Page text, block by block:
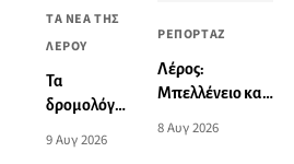
ΤΑ ΝΕΑ ΤΗΣ
ΛΕΡΟΥ
Τα
δρομολόγια
και προς
9 Αυγ 2026
ΡΕΠΟΡΤΑΖ
Λέρος:
Μπελλένειο και
αλλάζουν όψη
8 Αυγ 2026